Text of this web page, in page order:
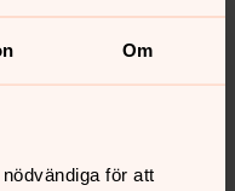
Om
för att